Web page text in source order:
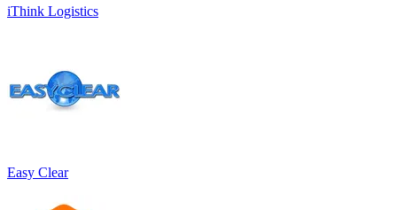
iThink Logistics
Easy Clear